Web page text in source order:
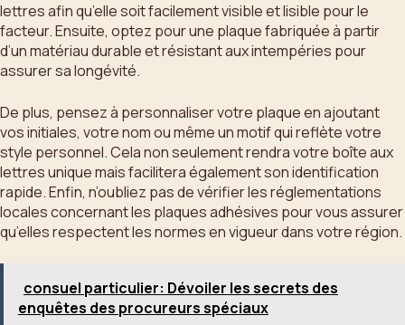
lettres afin qu’elle soit facilement visible et lisible pour le
facteur. Ensuite, optez pour une plaque fabriquée à partir
d’un matériau durable et résistant aux intempéries pour
assurer sa longévité.
De plus, pensez à personnaliser votre plaque en ajoutant
vos initiales, votre nom ou même un motif qui reflète votre
style personnel. Cela non seulement rendra votre boîte aux
lettres unique mais facilitera également son identification
rapide. Enfin, n’oubliez pas de vérifier les réglementations
locales concernant les plaques adhésives pour vous assurer
qu’elles respectent les normes en vigueur dans votre région.
consuel particulier: Dévoiler les secrets des
enquêtes des procureurs spéciaux